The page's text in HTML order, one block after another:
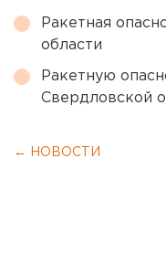
Ракетная
области
Ракетную
Свердловской
← НОВОСТИ